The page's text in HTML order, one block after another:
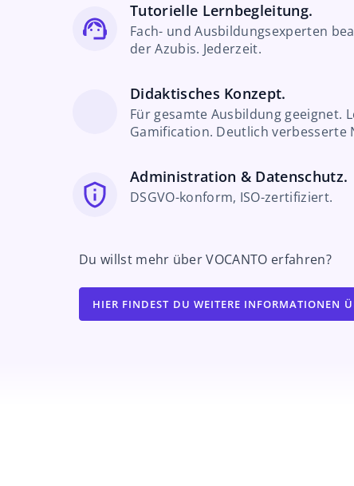
Tutorielle Lernbegleitung.
Fach- und Ausbildungsexperten
der Azubis. Jederzeit.
Didaktisches Konzept.
Für gesamte Ausbildung geeignet.
Gamification. Deutlich verbesserte
Administration & Datenschutz.
DSGVO-konform, ISO-zertifiziert.
Du willst mehr über VOCANTO erfahren?
HIER FINDEST DU WEITERE INFORMATIONEN